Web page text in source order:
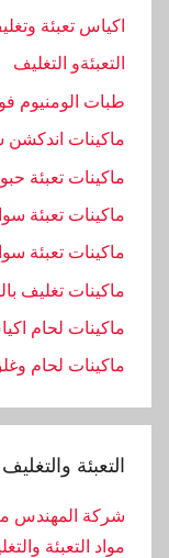
اكياس تعبئة
التعبئةو التغليف
طبات الومنيوم
ماكينات
ماكينات تعبئة
ماكينات تعبئة
ماكينات تعبئة
ماكينات تغليف
ماكينات لحام
ماكينات لحام
التعبئة والتغليف
شركة المهندس
مواد التعبئة